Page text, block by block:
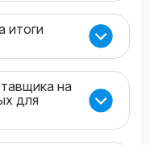
итоги
на
для